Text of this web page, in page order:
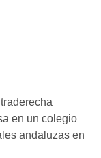
en un colegio
andaluzas en